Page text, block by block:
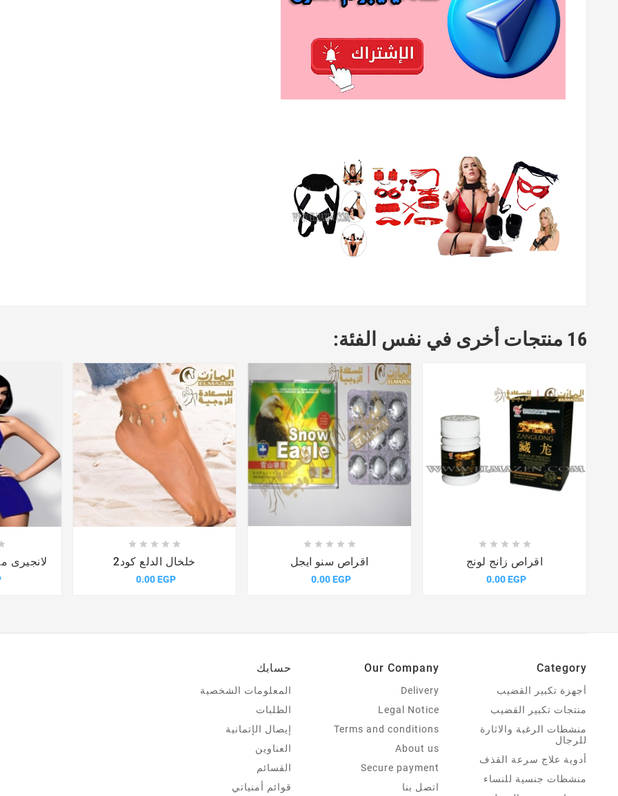
16 منتجات أخرى في نفس الفئة:
لانجيرى

    
خلخال الدلع كود2
0.00 EGP

    
اقراص سنو ايجل
0.00 EGP

    
اقراص زانج لونج
0.00 EGP
Category
أجهزة تكبير القضيب
منتجات تكبير القضيب
منشطات الرغبة والاثارة
للرجال
أدوية علاج سرعة القذف
منشطات جنسية للنساء
Our Company
Delivery
Legal Notice
Terms and conditions
About us
Secure payment
اتصل بنا
حسابك
المعلومات الشخصية
الطلبات
إيصال الإتمانية
العناوين
القسائم
قوائم أمنياتي